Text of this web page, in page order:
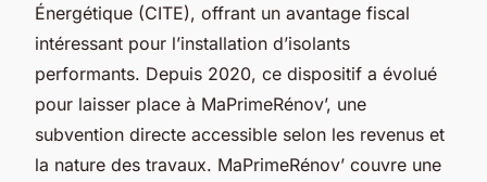
Énergétique (CITE), offrant un avantage fiscal
intéressant pour l’installation d’isolants
performants. Depuis 2020, ce dispositif a évolué
pour laisser place à MaPrimeRénov’, une
subvention directe accessible selon les revenus et
la nature des travaux. MaPrimeRénov’ couvre une